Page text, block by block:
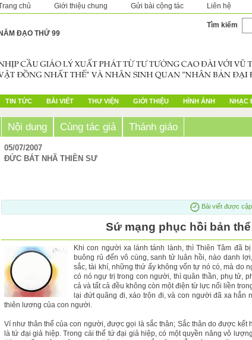
chủ Giới thiệu chung Gửi bài cộng tác Liên hệ
NĂM ĐẠO THỨ 99
Tìm kiếm
TIN TỨC BÀI VIẾT THƯ VIỆN GIỚI THIỆU HÌNH ẢNH NHẠC
Nội dung Cùng tác giả Thánh giáo
05/07/2007
ĐỨC BÁT NHÃ THIỀN SƯ
Bài viết được
Sứ mạng phục hồi bản thể
Khi con người xa lánh tánh lành, thì Thiên Tâm đã
buông rủ đến vô cùng, sanh tử luân hồi, nào danh
sắc, tài khí, những thứ ấy không vốn tự nó có, mà do
có nó ngự trị trong con người, thì quân thần, phụ tử,
cả và tất cả đều không còn một điện từ lực nối liền
lại đứt quãng đi, xáo trộn đi, và con người đã xa hẳn
thiên lương của con người.
Ví như thân thể của con người, được gọi là sắc thân; Sắc thân do được kết
là tứ đại giả hiệp. Trong cái thể tứ đại giả hiệp, có một quyền năng vô